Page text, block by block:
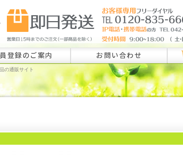
登録のご案内 お問い合わせ
ロール紙特注のご相談はこちら
の通販サイト